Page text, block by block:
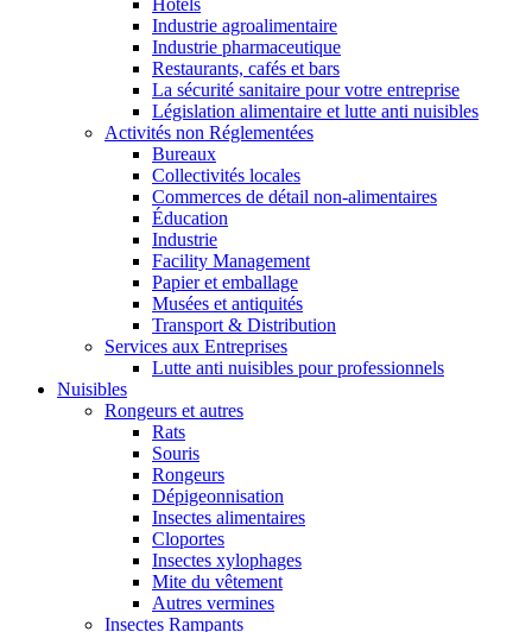
Hôtels
Industrie agroalimentaire
Industrie pharmaceutique
Restaurants, cafés et bars
La sécurité sanitaire pour votre entreprise
Législation alimentaire et lutte anti nuisibles
Activités non Réglementées
Bureaux
Collectivités locales
Commerces de détail non-alimentaires
Éducation
Industrie
Facility Management
Papier et emballage
Musées et antiquités
Transport & Distribution
Services aux Entreprises
Lutte anti nuisibles pour professionnels
Nuisibles
Rongeurs et autres
Rats
Souris
Rongeurs
Dépigeonnisation
Insectes alimentaires
Cloportes
Insectes xylophages
Mite du vêtement
Autres vermines
Insectes Rampants